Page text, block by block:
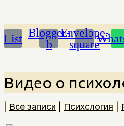
List Blogger-
b
Envelope-
square
Видео о
Все записи Психология